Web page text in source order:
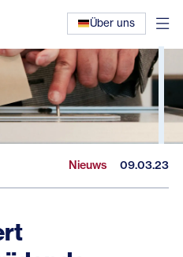
Über uns
Nieuws 09.03.23